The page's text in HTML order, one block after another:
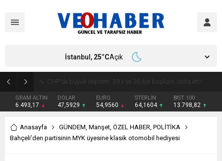
GRAM ALTIN
6.493,17
DOLAR
47,5929
EURO
54,9560
STERLİN
64,1604
BIST 100
13.798,82
İstanbul, 25°CAçık
Anasayfa GÜNDEM, Manşet, ÖZEL HABER, POLİTİKA
Bahçeli’den partisinin MYK üyesine klasik otomobil hediyesi